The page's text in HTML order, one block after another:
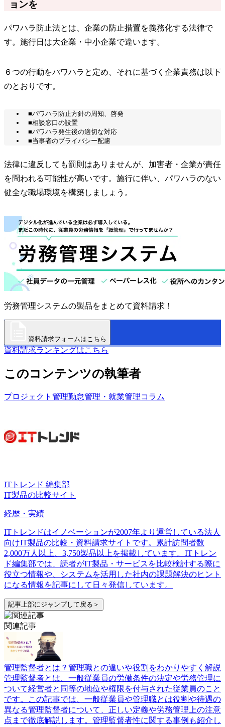
ョンを
パワハラ防止法とは、企業の防止措置を義務化する法律で
す。施行日は大企業・中小企業で違います。
６つの行動をパワハラと定め、それに基づく企業責務は以下
のとおりです。
■パワハラ防止方針の周知、啓発
■相談窓口の設置
■パワハラ発生後の適切な対応
■当事者のプライバシー配慮
法律に違反しても罰則はありませんが、加害者・企業が責任
を問われる可能性が高いです。施行に伴い、パワハラのない
健全な職場環境を構築しましょう。
労務管理システムの製品をまとめて資料請求！
資料請求フォームはこちら
資料請求ランキングはこちら
このコンテンツの執筆者
プロジェクト管理勤怠管理・就業管理コラム
ITトレンド 編集部
IT製品の比較サイト
経歴・実績
ITトレンドはイノベーションが2007年より運営している法人
向けIT製品の比較・資料請求サイトです。累計訪問者数
2,000万人以上、3,750製品以上を掲載しています。ITトレン
ド編集部では、読者がIT製品・サービスを比較検討する際に
役立つ情報や、システムを活用した社内の課題解決のヒント
になる情報を記事にして日々発信しています。
記事上部にジャンプして戻る＞
関連記事
管理監督者とは？管理職との違いや役割をわかりやすく解説
管理監督者とは、一般従業員の労働条件の決定や労務管理に
ついて経営者と同等の地位や権限を付与された従業員のこと
です。この記事では、一般従業員や管理職とは役割や待遇の
異なる管理監督者について、正しい定義や労務管理上の注意
点まで徹底解説します。管理監督者性に関する事例も紹介し